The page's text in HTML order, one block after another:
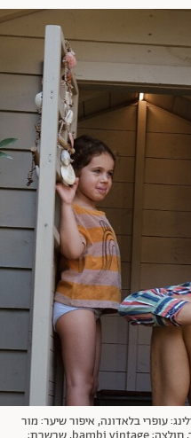
למנויים
2026
Designed, Developed
עופרי בלאדונה, איפור שיער: מור